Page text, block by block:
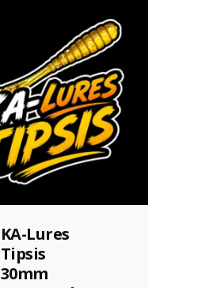
KA-Lures
Tipsis
30mm